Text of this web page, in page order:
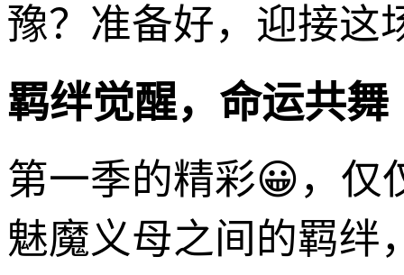
豫？准备好，迎接这
羁绊觉醒，命运共舞
第一季的精彩😀，仅
魅魔义母之间的羁绊